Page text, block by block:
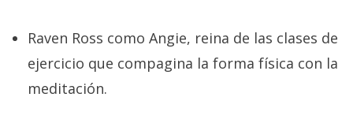
Raven Ross como Angie, reina de las clases de
ejercicio que compagina la forma física con la
meditación.